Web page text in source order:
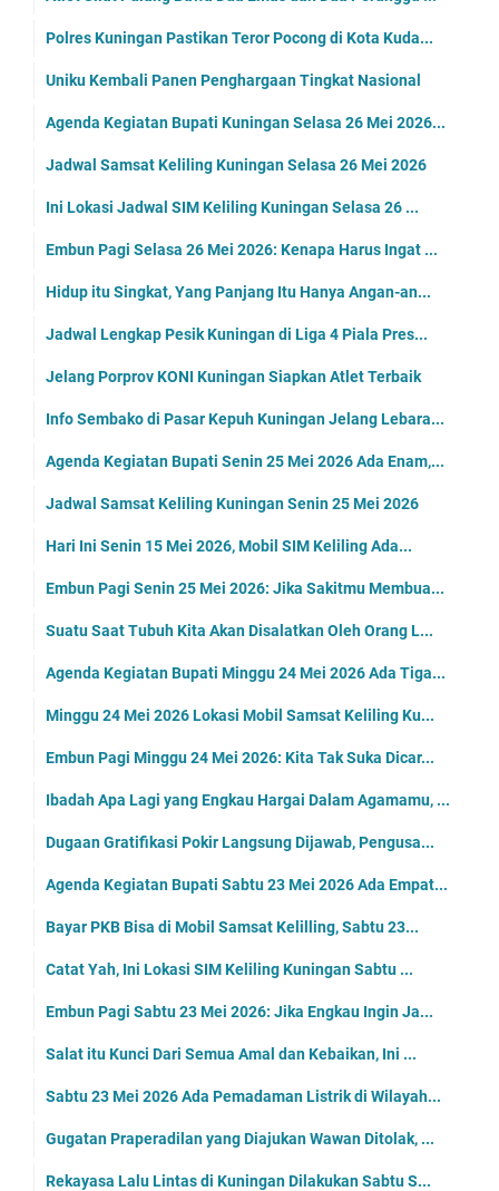
Polres Kuningan Pastikan Teror Pocong di Kota Kuda...
Uniku Kembali Panen Penghargaan Tingkat Nasional
Agenda Kegiatan Bupati Kuningan Selasa 26 Mei 2026...
Jadwal Samsat Keliling Kuningan Selasa 26 Mei 2026
Ini Lokasi Jadwal SIM Keliling Kuningan Selasa 26 ...
Embun Pagi Selasa 26 Mei 2026: Kenapa Harus Ingat ...
Hidup itu Singkat, Yang Panjang Itu Hanya Angan-an...
Jadwal Lengkap Pesik Kuningan di Liga 4 Piala Pres...
Jelang Porprov KONI Kuningan Siapkan Atlet Terbaik
Info Sembako di Pasar Kepuh Kuningan Jelang Lebara...
Agenda Kegiatan Bupati Senin 25 Mei 2026 Ada Enam,...
Jadwal Samsat Keliling Kuningan Senin 25 Mei 2026
Hari Ini Senin 15 Mei 2026, Mobil SIM Keliling Ada...
Embun Pagi Senin 25 Mei 2026: Jika Sakitmu Membua...
Suatu Saat Tubuh Kita Akan Disalatkan Oleh Orang L...
Agenda Kegiatan Bupati Minggu 24 Mei 2026 Ada Tiga...
Minggu 24 Mei 2026 Lokasi Mobil Samsat Keliling Ku...
Embun Pagi Minggu 24 Mei 2026: Kita Tak Suka Dicar...
Ibadah Apa Lagi yang Engkau Hargai Dalam Agamamu, ...
Dugaan Gratifikasi Pokir Langsung Dijawab, Pengusa...
Agenda Kegiatan Bupati Sabtu 23 Mei 2026 Ada Empat...
Bayar PKB Bisa di Mobil Samsat Kelilling, Sabtu 23...
Catat Yah, Ini Lokasi SIM Keliling Kuningan Sabtu ...
Embun Pagi Sabtu 23 Mei 2026: Jika Engkau Ingin Ja...
Salat itu Kunci Dari Semua Amal dan Kebaikan, Ini ...
Sabtu 23 Mei 2026 Ada Pemadaman Listrik di Wilayah...
Gugatan Praperadilan yang Diajukan Wawan Ditolak, ...
Rekayasa Lalu Lintas di Kuningan Dilakukan Sabtu S...